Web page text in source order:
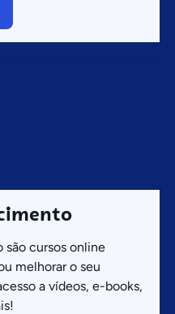
são cursos online
melhorar o seu
a vídeos, e-books,